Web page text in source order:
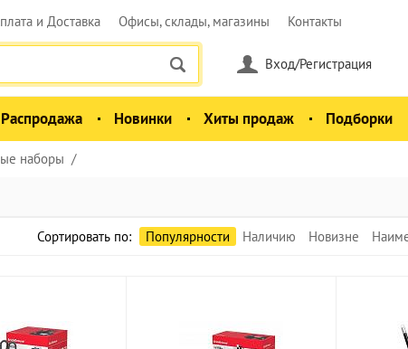
и Доставка Офисы, склады, магазины Контакты
Вход/Регистрация
Распродажа Новинки Хиты продаж Подборки
наборы
Сортировать по: Популярности Наличию Новизне